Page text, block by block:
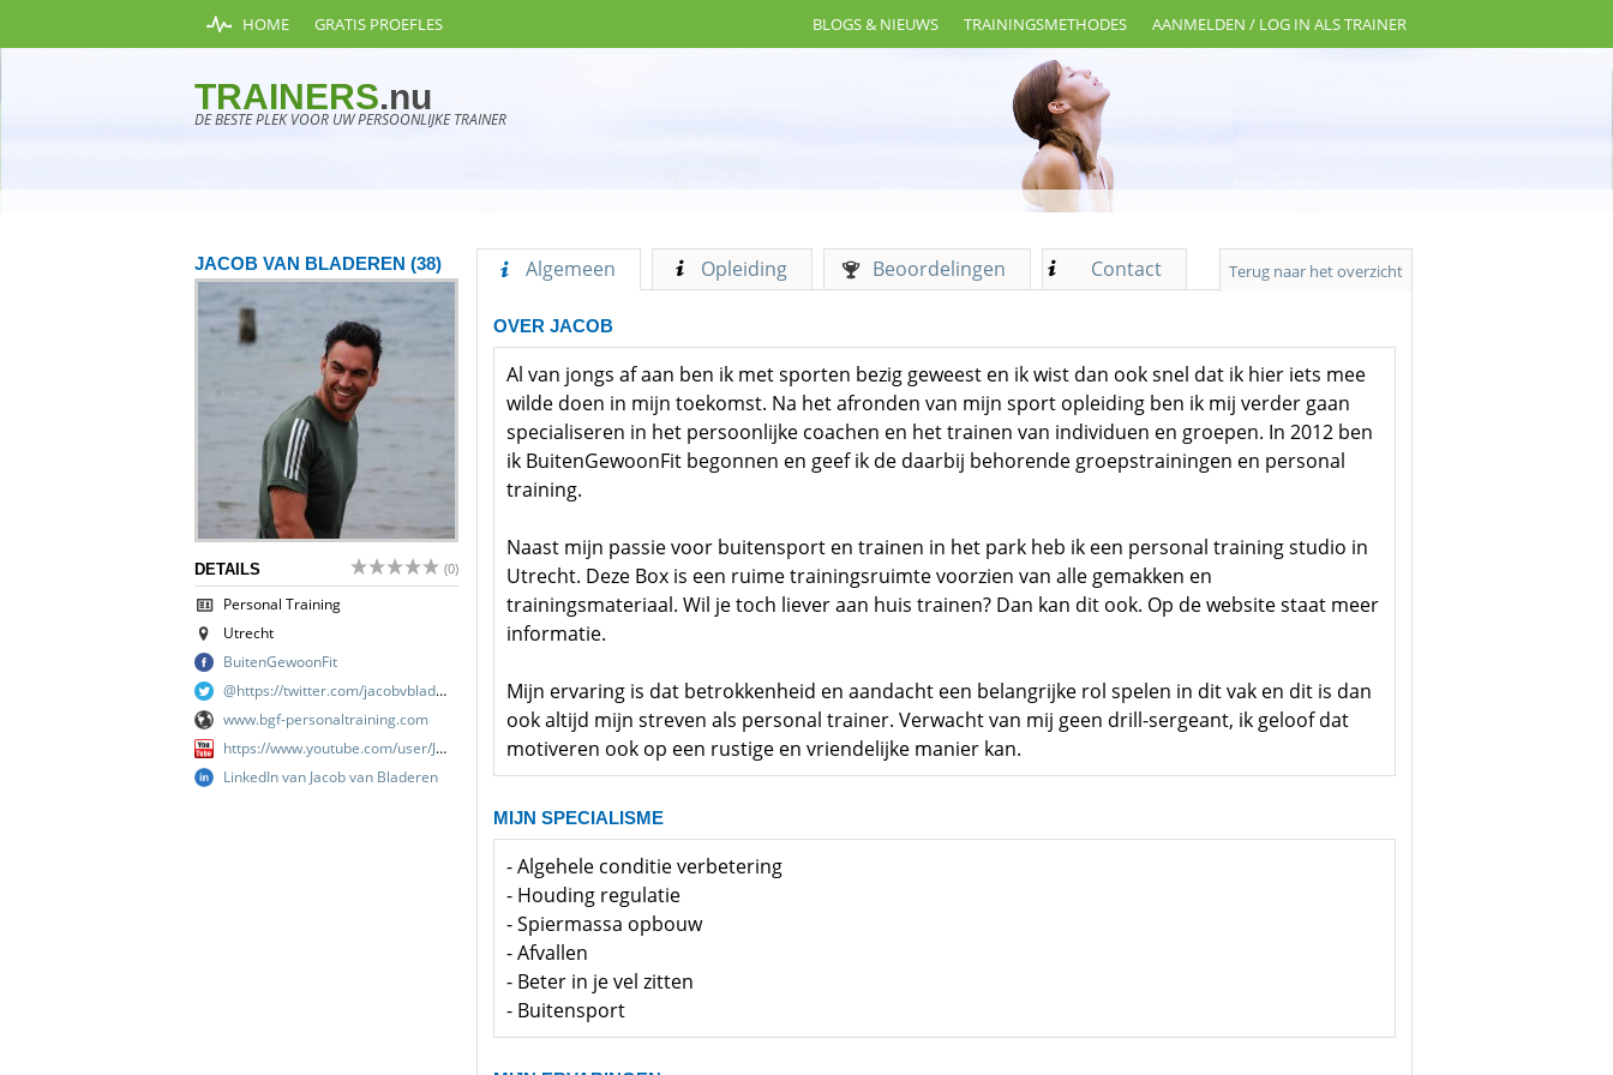
HOME GRATIS PROEFLES BLOGS & NIEUWS TRAININGSMETHODES AANMELDEN / LOG IN ALS TRAINER
TRAINERS.nu
DE BESTE PLEK VOOR UW PERSOONLIJKE TRAINER
JACOB VAN BLADEREN (38)
(0)
DETAILS
Personal Training
Utrecht
BuitenGewoonFit
@https://twitter.com/jacobvbladeren
www.bgf-personaltraining.com
https://www.youtube.com/user/JvB119
LinkedIn van Jacob van Bladeren
Terug naar het overzicht
Algemeen Opleiding Beoordelingen Contact
OVER JACOB
Al van jongs af aan ben ik met sporten bezig geweest en ik wist dan ook snel dat ik hier iets mee
wilde doen in mijn toekomst. Na het afronden van mijn sport opleiding ben ik mij verder gaan
specialiseren in het persoonlijke coachen en het trainen van individuen en groepen. In 2012 ben
ik BuitenGewoonFit begonnen en geef ik de daarbij behorende groepstrainingen en personal
training.
Naast mijn passie voor buitensport en trainen in het park heb ik een personal training studio in
Utrecht. Deze Box is een ruime trainingsruimte voorzien van alle gemakken en
trainingsmateriaal. Wil je toch liever aan huis trainen? Dan kan dit ook. Op de website staat meer
informatie.
Mijn ervaring is dat betrokkenheid en aandacht een belangrijke rol spelen in dit vak en dit is dan
ook altijd mijn streven als personal trainer. Verwacht van mij geen drill-sergeant, ik geloof dat
motiveren ook op een rustige en vriendelijke manier kan.
MIJN SPECIALISME
- Algehele conditie verbetering
- Houding regulatie
- Spiermassa opbouw
- Afvallen
- Beter in je vel zitten
- Buitensport